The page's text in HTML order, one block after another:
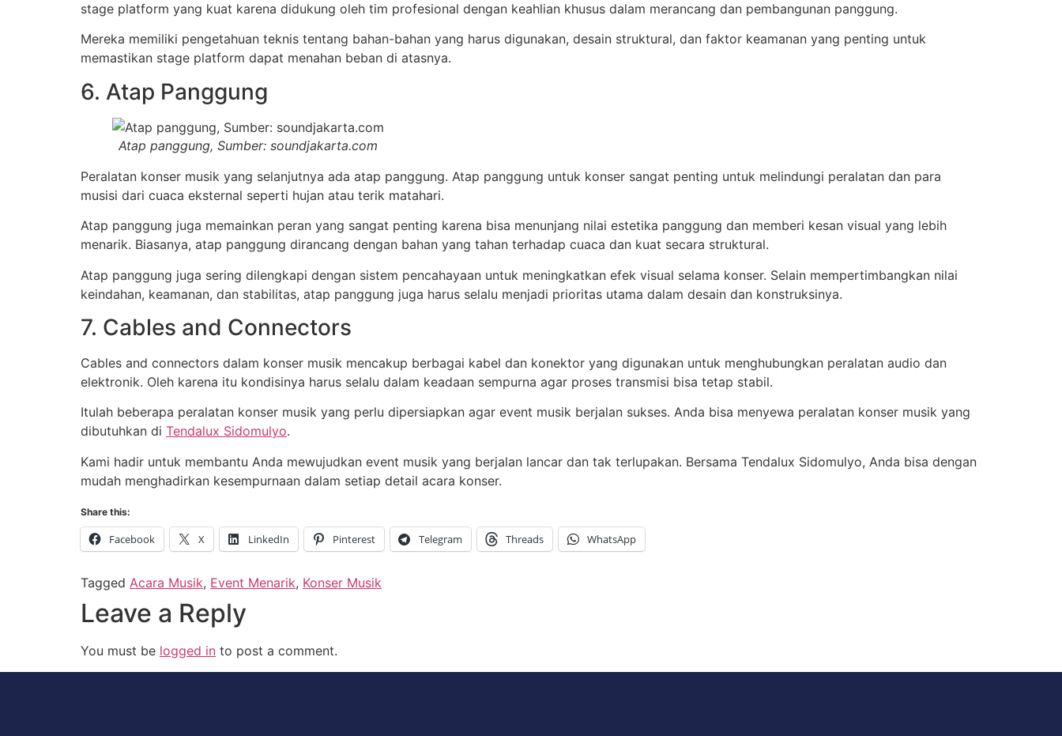
stage platform yang kuat karena didukung oleh tim profesional dengan keahlian khusus dalam merancang dan pembangunan panggung.
Mereka memiliki pengetahuan teknis tentang bahan-bahan yang harus digunakan, desain struktural, dan faktor keamanan yang penting untuk
memastikan stage platform dapat menahan beban di atasnya.
6. Atap Panggung
Atap panggung, Sumber: soundjakarta.com
Peralatan konser musik yang selanjutnya ada atap panggung. Atap panggung untuk konser sangat penting untuk melindungi peralatan dan para
musisi dari cuaca eksternal seperti hujan atau terik matahari.
Atap panggung juga memainkan peran yang sangat penting karena bisa menunjang nilai estetika panggung dan memberi kesan visual yang lebih
menarik. Biasanya, atap panggung dirancang dengan bahan yang tahan terhadap cuaca dan kuat secara struktural.
Atap panggung juga sering dilengkapi dengan sistem pencahayaan untuk meningkatkan efek visual selama konser. Selain mempertimbangkan nilai
keindahan, keamanan, dan stabilitas, atap panggung juga harus selalu menjadi prioritas utama dalam desain dan konstruksinya.
7. Cables and Connectors
Cables and connectors dalam konser musik mencakup berbagai kabel dan konektor yang digunakan untuk menghubungkan peralatan audio dan
elektronik. Oleh karena itu kondisinya harus selalu dalam keadaan sempurna agar proses transmisi bisa tetap stabil.
Itulah beberapa peralatan konser musik yang perlu dipersiapkan agar event musik berjalan sukses. Anda bisa menyewa peralatan konser musik yang
dibutuhkan di Tendalux Sidomulyo.
Kami hadir untuk membantu Anda mewujudkan event musik yang berjalan lancar dan tak terlupakan. Bersama Tendalux Sidomulyo, Anda bisa dengan
mudah menghadirkan kesempurnaan dalam setiap detail acara konser.
Share this:
Facebook X LinkedIn Pinterest Telegram Threads WhatsApp
Tagged Acara Musik, Event Menarik, Konser Musik
Leave a Reply
You must be logged in to post a comment.